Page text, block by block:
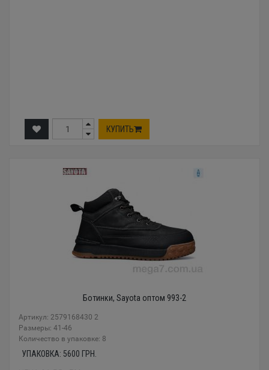
КУПИТЬ
Ботинки, Sayota оптом 993-2
Артикул: 2579168430 2
Размеры: 41-46
Количество в упаковке: 8
УПАКОВКА: 5600 ГРН.